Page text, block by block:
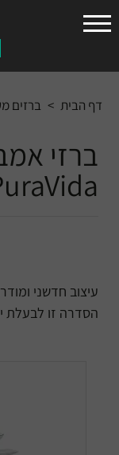
גרואה
דף הבית > ברזים
ברזי
עיצוב חדשני
הסדרה זו לבעלת